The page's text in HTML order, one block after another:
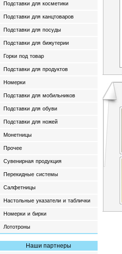
Подставки для косметики
Подставки для канцтоваров
Подставки для посуды
Подставки для бижутерии
Горки под товар
Подставки для продуктов
Номерки
Подставки для мобильников
Подставки для обуви
Подставки для ножей
Монетницы
Прочее
Сувенирная продукция
Перекидные системы
Салфетницы
Настольные указатели и таблички
Номерки и бирки
Лототроны
Наши партнеры